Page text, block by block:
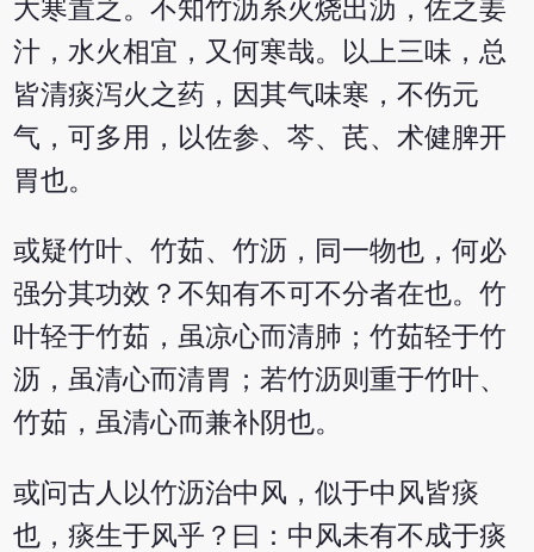
大寒置之。不知竹沥系火烧出沥，佐之姜
汁，水火相宜，又何寒哉。以上三味，总
皆清痰泻火之药，因其气味寒，不伤元
气，可多用，以佐参、芩、芪、术健脾开
胃也。
或疑竹叶、竹茹、竹沥，同一物也，何必
强分其功效？不知有不可不分者在也。竹
叶轻于竹茹，虽凉心而清肺；竹茹轻于竹
沥，虽清心而清胃；若竹沥则重于竹叶、
竹茹，虽清心而兼补阴也。
或问古人以竹沥治中风，似于中风皆痰
也，痰生于风乎？曰：中风未有不成于痰